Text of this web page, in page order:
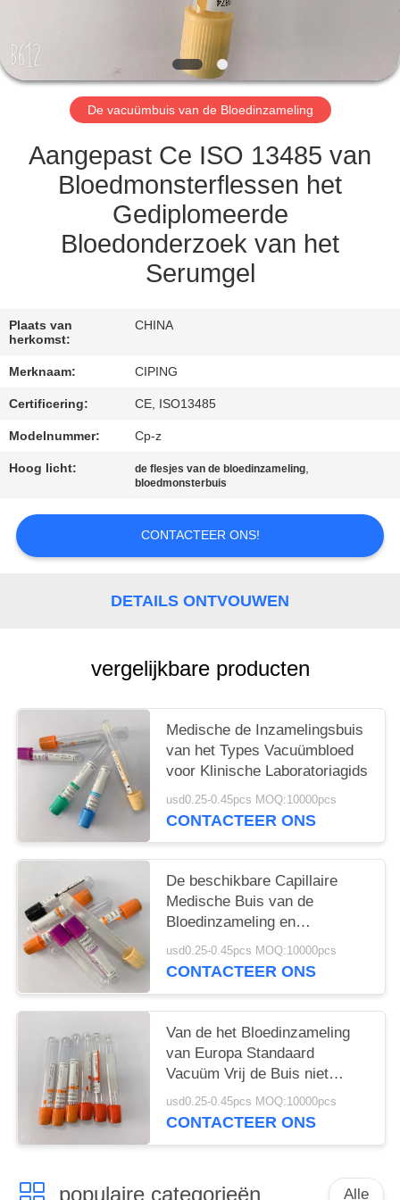
VERZOEK
EEN
CITAAT
SITEMAP
POLICY
De vacuümbuis van de Bloedinzameling
Aangepast Ce ISO 13485 van
Bloedmonsterflessen het
Gediplomeerde
Bloedonderzoek van het
Serumgel
Plaats van
herkomst:
CHINA
Merknaam: CIPING
Certificering: CE, ISO13485
Modelnummer: Cp-z
Hoog licht: de flesjes van de bloedinzameling,
bloedmonsterbuis
CONTACTEER ONS!
DETAILS ONTVOUWEN
vergelijkbare producten
Medische de Inzamelingsbuis
van het Types Vacuümbloed
voor Klinische Laboratoriagids
usd0.25-0.45pcs MOQ:10000pcs
CONTACTEER ONS
De beschikbare Capillaire
Medische Buis van de
Bloedinzameling en
Laboratoriumgebruik
usd0.25-0.45pcs MOQ:10000pcs
CONTACTEER ONS
Van de het Bloedinzameling
van Europa Standaard
Vacuüm Vrij de Buis niet
Giftige Pyrogen
usd0.25-0.45pcs MOQ:10000pcs
CONTACTEER ONS
populaire categorieën Alle